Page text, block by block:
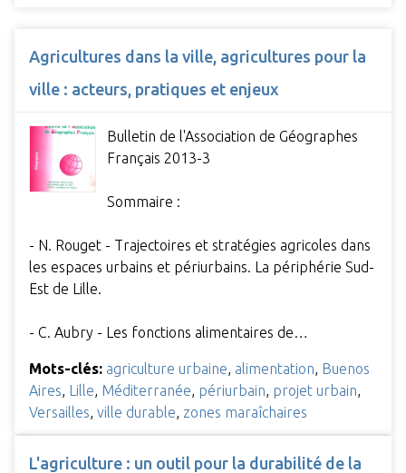
Agricultures dans la ville, agricultures pour la
ville : acteurs, pratiques et enjeux
Bulletin de l'Association de Géographes
Français 2013-3
Sommaire :
- N. Rouget - Trajectoires et stratégies agricoles dans
les espaces urbains et périurbains. La périphérie Sud-
Est de Lille.
- C. Aubry - Les fonctions alimentaires de…
Mots-clés: agriculture urbaine alimentation Buenos
Aires Lille Méditerranée périurbain projet urbain
Versailles ville durable zones maraîchaires
L'agriculture : un outil pour la durabilité de la